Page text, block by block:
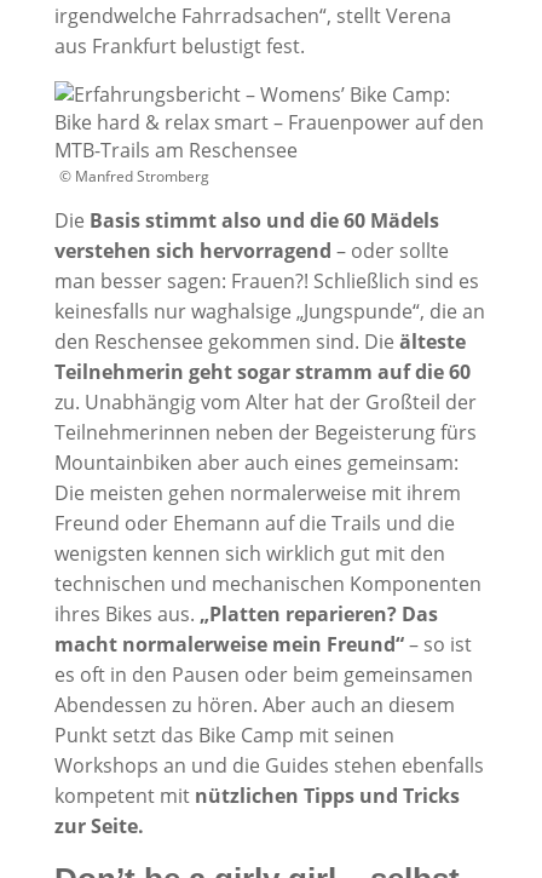
irgendwelche Fahrradsachen“, stellt Verena
aus Frankfurt belustigt fest.
© Manfred Stromberg
Die Basis stimmt also und die 60 Mädels
verstehen sich hervorragend – oder sollte
man besser sagen: Frauen?! Schließlich sind es
keinesfalls nur waghalsige „Jungspunde“, die an
den Reschensee gekommen sind. Die älteste
Teilnehmerin geht sogar stramm auf die 60
zu. Unabhängig vom Alter hat der Großteil der
Teilnehmerinnen neben der Begeisterung fürs
Mountainbiken aber auch eines gemeinsam:
Die meisten gehen normalerweise mit ihrem
Freund oder Ehemann auf die Trails und die
wenigsten kennen sich wirklich gut mit den
technischen und mechanischen Komponenten
ihres Bikes aus. „Platten reparieren? Das
macht normalerweise mein Freund“– so ist
es oft in den Pausen oder beim gemeinsamen
Abendessen zu hören. Aber auch an diesem
Punkt setzt das Bike Camp mit seinen
Workshops an und die Guides stehen ebenfalls
kompetent mit nützlichen Tipps und Tricks
zur Seite.